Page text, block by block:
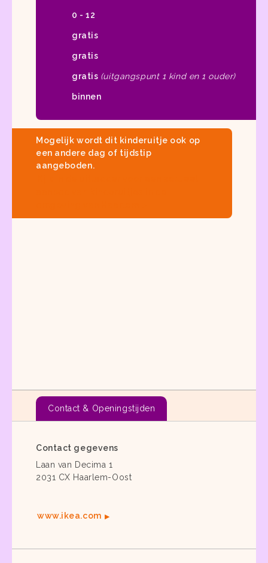
0 - 12
gratis
gratis
gratis (uitgangspunt 1 kind en 1 ouder)
binnen
Mogelijk wordt dit kinderuitje ook op
een andere dag of tijdstip
aangeboden.
Contact & Openingstijden
Contact gegevens
Laan van Decima 1
2031 CX Haarlem-Oost
www.ikea.com